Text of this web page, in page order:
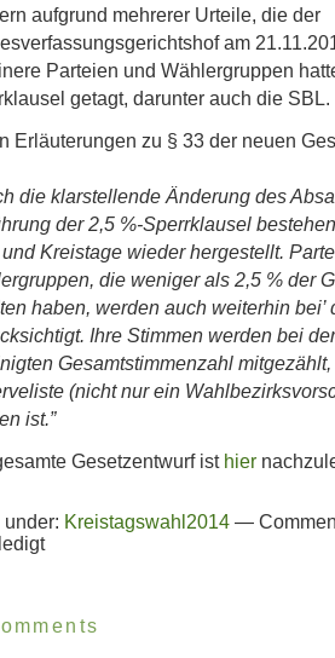
aufgrund mehrerer Urteile, die der
am
Parteien und Wählergruppen
getagt, darunter auch die SBL.
Erläuterungen zu § 33 der neuen
die klarstellende Änderung des
der 2,5 %-Sperrklausel
Kreistage wieder hergestellt.
die weniger als 2,5 % der
haben, werden auch weiterhin bei’
Ihre Stimmen werden bei
Gesamtstimmenzahl
(nicht nur ein
ist.”
Gesetzentwurf ist hier
under: Kreistagswahl2014 —